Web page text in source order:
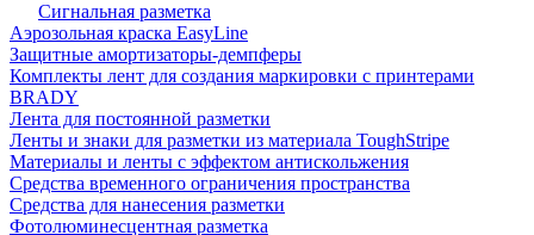
Сигнальная разметка
Аэрозольная краска EasyLine
Защитные амортизаторы-демпферы
Комплекты лент для создания маркировки с принтерами
BRADY
Лента для постоянной разметки
Ленты и знаки для разметки из материала ToughStripe
Материалы и ленты с эффектом антискольжения
Средства временного ограничения пространства
Средства для нанесения разметки
Фотолюминесцентная разметка